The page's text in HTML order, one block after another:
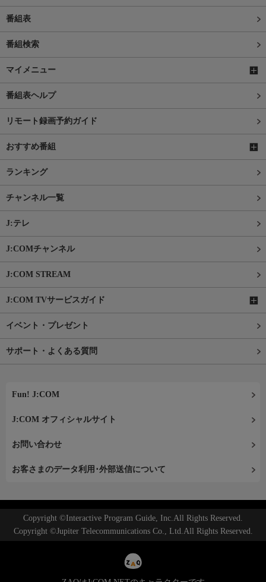
番組表
番組検索
マイメニュー
番組表ヘルプ
リモート録画予約ガイド
おすすめ番組
ランキング
チャンネル一覧
J:テレ
J:COMチャンネル
J:COM STREAM
J:COM TVサービスガイド
イベント・プレゼント
サポート・よくある質問
Fun! J:COM
J:COM オフィシャルサイト
お問い合わせ
お客さまのデータ利用･外部送信について
Copyright ©Interactive Program Guide, Inc.All Rights Reserved.
Copyright ©Jupiter Telecommunications Co., Ltd.All Rights Reserved.